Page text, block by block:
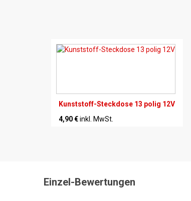
Kunststoff-Steckdose 13 polig 12V
4,90 €inkl. MwSt.
Einzel-Bewertungen